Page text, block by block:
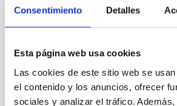
Consentimiento Detalles
Esta página web usa cookies
Las cookies de este sitio web se
el contenido y los anuncios, ofrecer
sociales y analizar el tráfico.
PUBLICACIÓN
In this White Paper we present the
enhanced X-ray Timing and
mission for studies related to
targets...